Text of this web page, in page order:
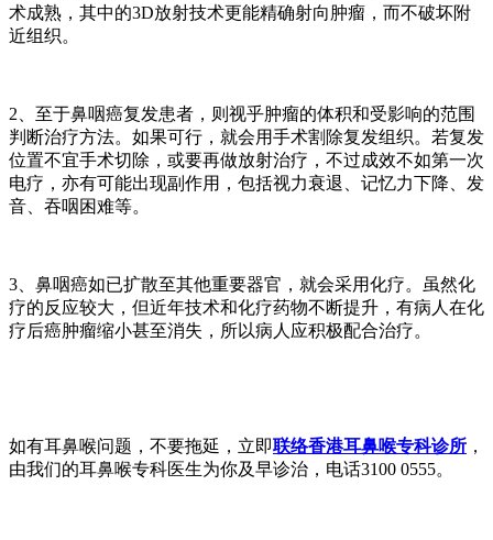
术成熟，其中的3D放射技术更能精确射向肿瘤，而不破坏附
近组织。
2、至于鼻咽癌复发患者，则视乎肿瘤的体积和受影响的范围
判断治疗方法。如果可行，就会用手术割除复发组织。若复发
位置不宜手术切除，或要再做放射治疗，不过成效不如第一次
电疗，亦有可能出现副作用，包括视力衰退、记忆力下降、发
音、吞咽困难等。
3、鼻咽癌如已扩散至其他重要器官，就会采用化疗。虽然化
疗的反应较大，但近年技术和化疗药物不断提升，有病人在化
疗后癌肿瘤缩小甚至消失，所以病人应积极配合治疗。
如有耳鼻喉问题，不要拖延，立即联络香港耳鼻喉专科诊所 ，
由我们的耳鼻喉专科医生为你及早诊治，电话3100 0555。